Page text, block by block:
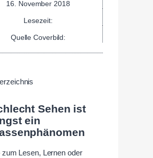
16. November 2018
Lesezeit:
Quelle Coverbild:
Sehen ist
ein
zum Lesen, Lernen oder